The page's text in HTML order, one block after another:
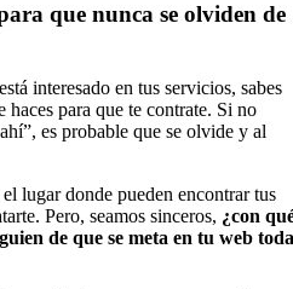
que nunca se olviden de
interesado en tus servicios, sabes
para que te contrate. Si no
es probable que se olvide y al
lugar donde pueden encontrar tus
Pero, seamos sinceros, ¿con
de que se meta en tu web